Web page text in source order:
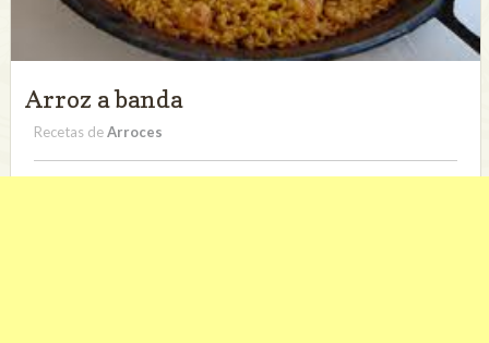
Arroz a banda
Recetas deArroces